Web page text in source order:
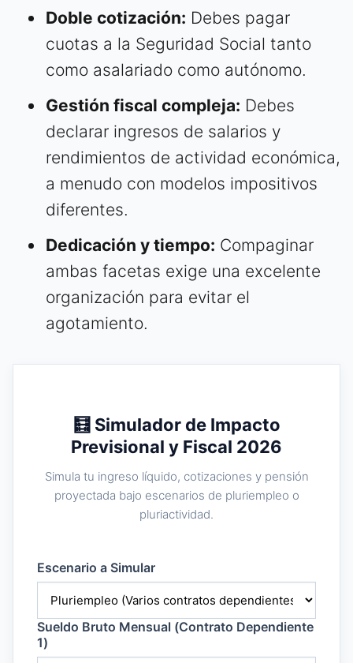
Doble cotización: Debes pagar
cuotas a la Seguridad Social tanto
como asalariado como autónomo.
Gestión fiscal compleja: Debes
declarar ingresos de salarios y
rendimientos de actividad económica,
a menudo con modelos impositivos
diferentes.
Dedicación y tiempo: Compaginar
ambas facetas exige una excelente
organización para evitar el
agotamiento.
🧮 Simulador de Impacto
Previsional y Fiscal 2026
Simula tu ingreso líquido, cotizaciones y pensión
proyectada bajo escenarios de pluriempleo o
pluriactividad.
Escenario a Simular
Sueldo Bruto Mensual (Contrato Dependiente
1)